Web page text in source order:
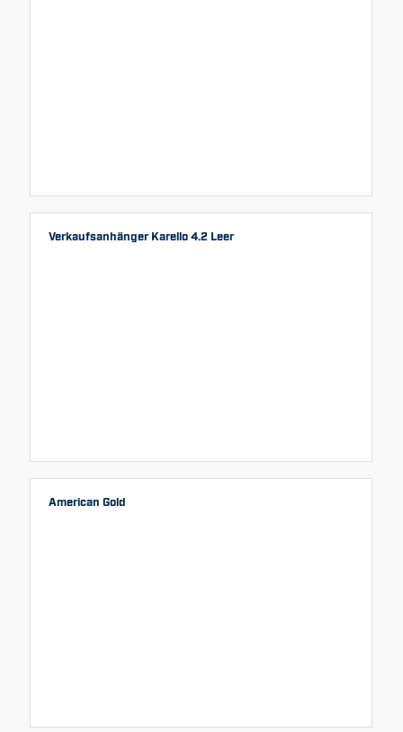
Verkaufsanhänger Karello 4.2 Leer
American Gold